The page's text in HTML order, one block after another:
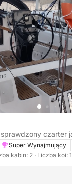
czarter
Super Wynajmujący
kabin: 2 · Liczba koi: